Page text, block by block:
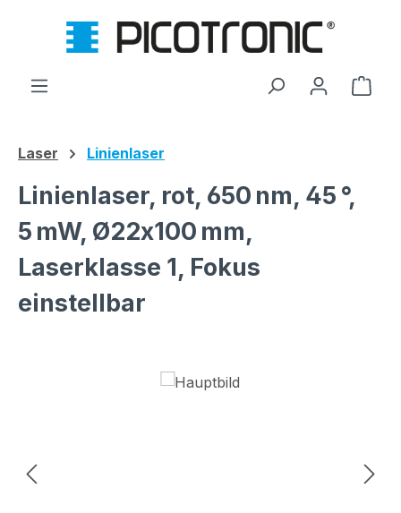
Zum Hauptinhalt springen
Laser Linienlaser
Linienlaser, rot, 650 nm, 45 °,
5 mW, Ø22x100 mm,
Laserklasse 1, Fokus
einstellbar
Bildergalerie überspringen